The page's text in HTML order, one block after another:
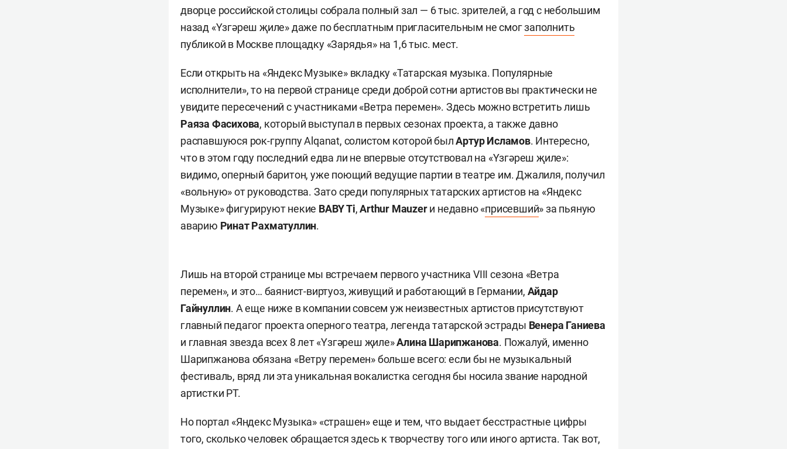
дворце российской столицы собрала полный зал — 6 тыс. зрителей, а год с небольшим
назад «Yзгәреш җиле» даже по бесплатным пригласительным не смогзаполнить
публикой в Москве площадку «Зарядья» на 1,6 тыс. мест.
Если открыть на «Яндекс Музыке» вкладку «Татарская музыка. Популярные
исполнители», то на первой странице среди доброй сотни артистов вы практически не
увидите пересечений с участниками «Ветра перемен». Здесь можно встретить лишь
Раяза Фасихова, который выступал в первых сезонах проекта, а также давно
распавшуюся рок-группу Alqanat, солистом которой былАртур Исламов. Интересно,
что в этом году последний едва ли не впервые отсутствовал на «Yзгәреш җиле»:
видимо, оперный баритон, уже поющий ведущие партии в театре им. Джалиля, получил
«вольную» от руководства. Зато среди популярных татарских артистов на «Яндекс
Музыке» фигурируют некие BABY Ti,Arthur Mauzerи недавно «присевший» за пьяную
аварию Ринат Рахматуллин.
Лишь на второй странице мы встречаем первого участника VIII сезона «Ветра
перемен», и это… баянист-виртуоз, живущий и работающий в Германии, Айдар
Гайнуллин. А еще ниже в компании совсем уж неизвестных артистов присутствуют
главный педагог проекта оперного театра, легенда татарской эстрады Венера Ганиева
и главная звезда всех 8 лет «Yзгәреш җиле»Алина Шарипжанова. Пожалуй, именно
Шарипжанова обязана «Ветру перемен» больше всего: если бы не музыкальный
фестиваль, вряд ли эта уникальная вокалистка сегодня бы носила звание народной
артистки РТ.
Но портал «Яндекс Музыка» «страшен» еще и тем, что выдает бесстрастные цифры
того, сколько человек обращается здесь к творчеству того или иного артиста. Так вот,